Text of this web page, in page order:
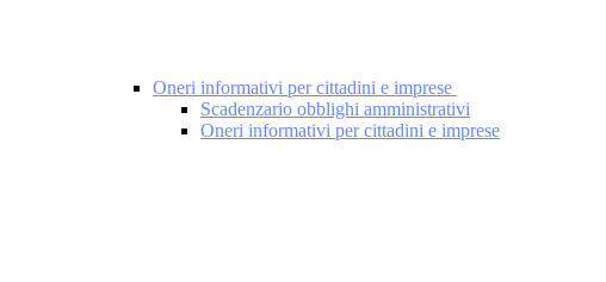
Oneri informativi per cittadini e imprese
Scadenzario obblighi amministrativi
Oneri informativi per cittadini e imprese